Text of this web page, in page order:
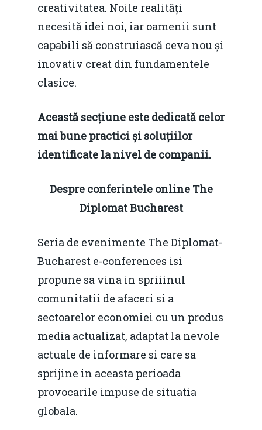
creativitatea. Noile realități
necesită idei noi, iar oamenii sunt
capabili să construiască ceva nou și
inovativ creat din fundamentele
clasice.
Această secțiune este dedicată celor
mai bune practici și soluțiilor
identificate la nivel de companii.
Despre conferintele online The
Diplomat Bucharest
Seria de evenimente The Diplomat-
Bucharest e-conferences isi
propune sa vina in spriiinul
comunitatii de afaceri si a
sectoarelor economiei cu un produs
media actualizat, adaptat la nevole
actuale de informare si care sa
sprijine in aceasta perioada
provocarile impuse de situatia
globala.
Modelul economic
România – orizont
resurselor naturale
Soluții de
Rolul băncilor în
IMM
Redresare vs.
Fiscalitate pentru o
Durabilă
Martie 2016
Decembrie 2015
Mai 2015
Martie 2015
Agribusiness
Energia
Video
Marea Neagră în Noua
economie
Economie
Video Forum Marea
predictibilitate,
concurență.
EM360 Talk
Contact
Email: